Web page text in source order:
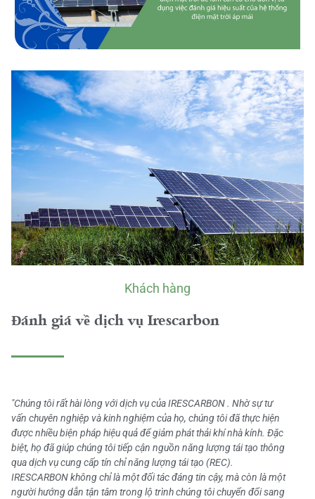
Khách hàng
Đánh giá về dịch vụ Irescarbon
"Chúng tôi rất hài lòng với dịch vụ của IRESCARBON . Nhờ sự tư
vấn chuyên nghiệp và kinh nghiệm của họ, chúng tôi đã thực hiện
được nhiều biện pháp hiệu quả để giảm phát thải khí nhà kính. Đặc
biệt, họ đã giúp chúng tôi tiếp cận nguồn năng lượng tái tạo thông
qua dịch vụ cung cấp tín chỉ năng lượng tái tạo (REC).
IRESCARBON không chỉ là một đối tác đáng tin cậy, mà còn là một
người hướng dẫn tận tâm trong lộ trình chúng tôi chuyển đổi sang